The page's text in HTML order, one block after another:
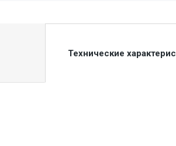
Технические